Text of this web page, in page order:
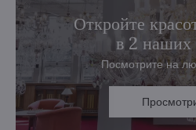
Откройте
в 2 наших
Посмотрите на